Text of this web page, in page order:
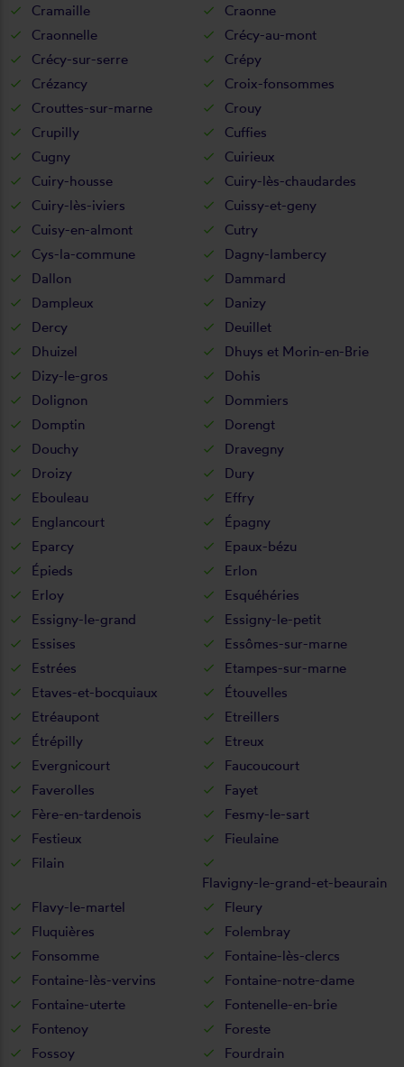
Cramaille
Craonne
Craonnelle
Crécy-au-mont
Crécy-sur-serre
Crépy
Crézancy
Croix-fonsommes
Crouttes-sur-marne
Crouy
Crupilly
Cuffies
Cugny
Cuirieux
Cuiry-housse
Cuiry-lès-chaudardes
Cuiry-lès-iviers
Cuissy-et-geny
Cuisy-en-almont
Cutry
Cys-la-commune
Dagny-lambercy
Dallon
Dammard
Dampleux
Danizy
Dercy
Deuillet
Dhuizel
Dhuys et Morin-en-Brie
Dizy-le-gros
Dohis
Dolignon
Dommiers
Domptin
Dorengt
Douchy
Dravegny
Droizy
Dury
Ebouleau
Effry
Englancourt
Épagny
Eparcy
Epaux-bézu
Épieds
Erlon
Erloy
Esquéhéries
Essigny-le-grand
Essigny-le-petit
Essises
Essômes-sur-marne
Estrées
Etampes-sur-marne
Etaves-et-bocquiaux
Étouvelles
Etréaupont
Etreillers
Étrépilly
Etreux
Evergnicourt
Faucoucourt
Faverolles
Fayet
Fère-en-tardenois
Fesmy-le-sart
Festieux
Fieulaine
Filain
Flavigny-le-grand-et-beaurain
Flavy-le-martel
Fleury
Fluquières
Folembray
Fonsomme
Fontaine-lès-clercs
Fontaine-lès-vervins
Fontaine-notre-dame
Fontaine-uterte
Fontenelle-en-brie
Fontenoy
Foreste
Fossoy
Fourdrain